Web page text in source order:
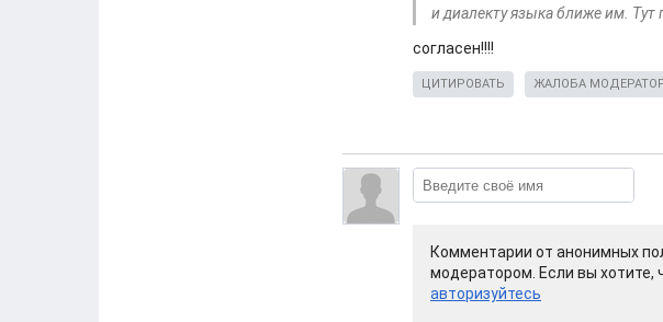
и диалекту языка ближе им. Тут
согласен!!!!
ЦИТИРОВАТЬ ЖАЛОБА
Комментарии от анонимных
модератором. Если вы хотите,
авторизуйтесь